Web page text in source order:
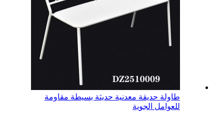
طاولة حديقة معدنية حديثة بسيطة مقاومة
للعوامل الجوية